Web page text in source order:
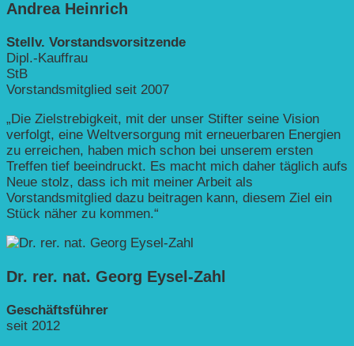
Andrea Heinrich
Stellv. Vorstandsvorsitzende
Dipl.-Kauffrau
StB
Vorstandsmitglied seit 2007
„Die Zielstrebigkeit, mit der unser Stifter seine Vision
verfolgt, eine Weltversorgung mit erneuerbaren Energien
zu erreichen, haben mich schon bei unserem ersten
Treffen tief beeindruckt. Es macht mich daher täglich aufs
Neue stolz, dass ich mit meiner Arbeit als
Vorstandsmitglied dazu beitragen kann, diesem Ziel ein
Stück näher zu kommen.“
Dr. rer. nat. Georg Eysel-Zahl
Geschäftsführer
seit 2012